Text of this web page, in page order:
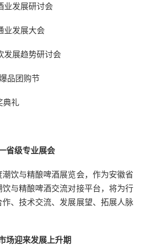
业发展研讨会
业发展大会
发展趋势研讨会
品团购节
典礼
省级专业展会
潮饮与精酿啤酒展览会，作为安徽省
与精酿啤酒交流对接平台，将为行
、技术交流、发展展望、拓展人脉
场迎来发展上升期